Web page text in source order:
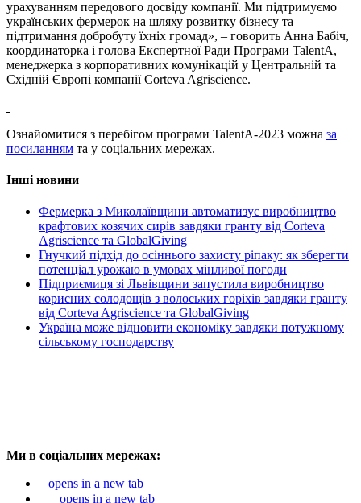
урахуванням передового досвіду компанії. Ми підтримуємо
українських фермерок на шляху розвитку бізнесу та
підтримання добробуту їхніх громад», – говорить Анна Бабіч,
координаторка і голова Експертної Ради Програми TalentA,
менеджерка з корпоративних комунікацій у Центральній та
Східній Європі компанії Corteva Agriscience.
Ознайомитися з перебігом програми TalentA-2023 можна за
посиланням та у соціальних мережах.
Інші новини
Фермерка з Миколаївщини автоматизує виробництво
крафтових козячих сирів завдяки гранту від Corteva
Agriscience та GlobalGiving
Гнучкий підхід до осіннього захисту ріпаку: як зберегти
потенціал урожаю в умовах мінливої погоди
Підприємиця зі Львівщини запустила виробництво
корисних солодощів з волоських горіхів завдяки гранту
від Corteva Agriscience та GlobalGiving
Україна може відновити економіку завдяки потужному
сільському господарству
Ми в соціальних мережах:
opens in a new tab
opens in a new tab